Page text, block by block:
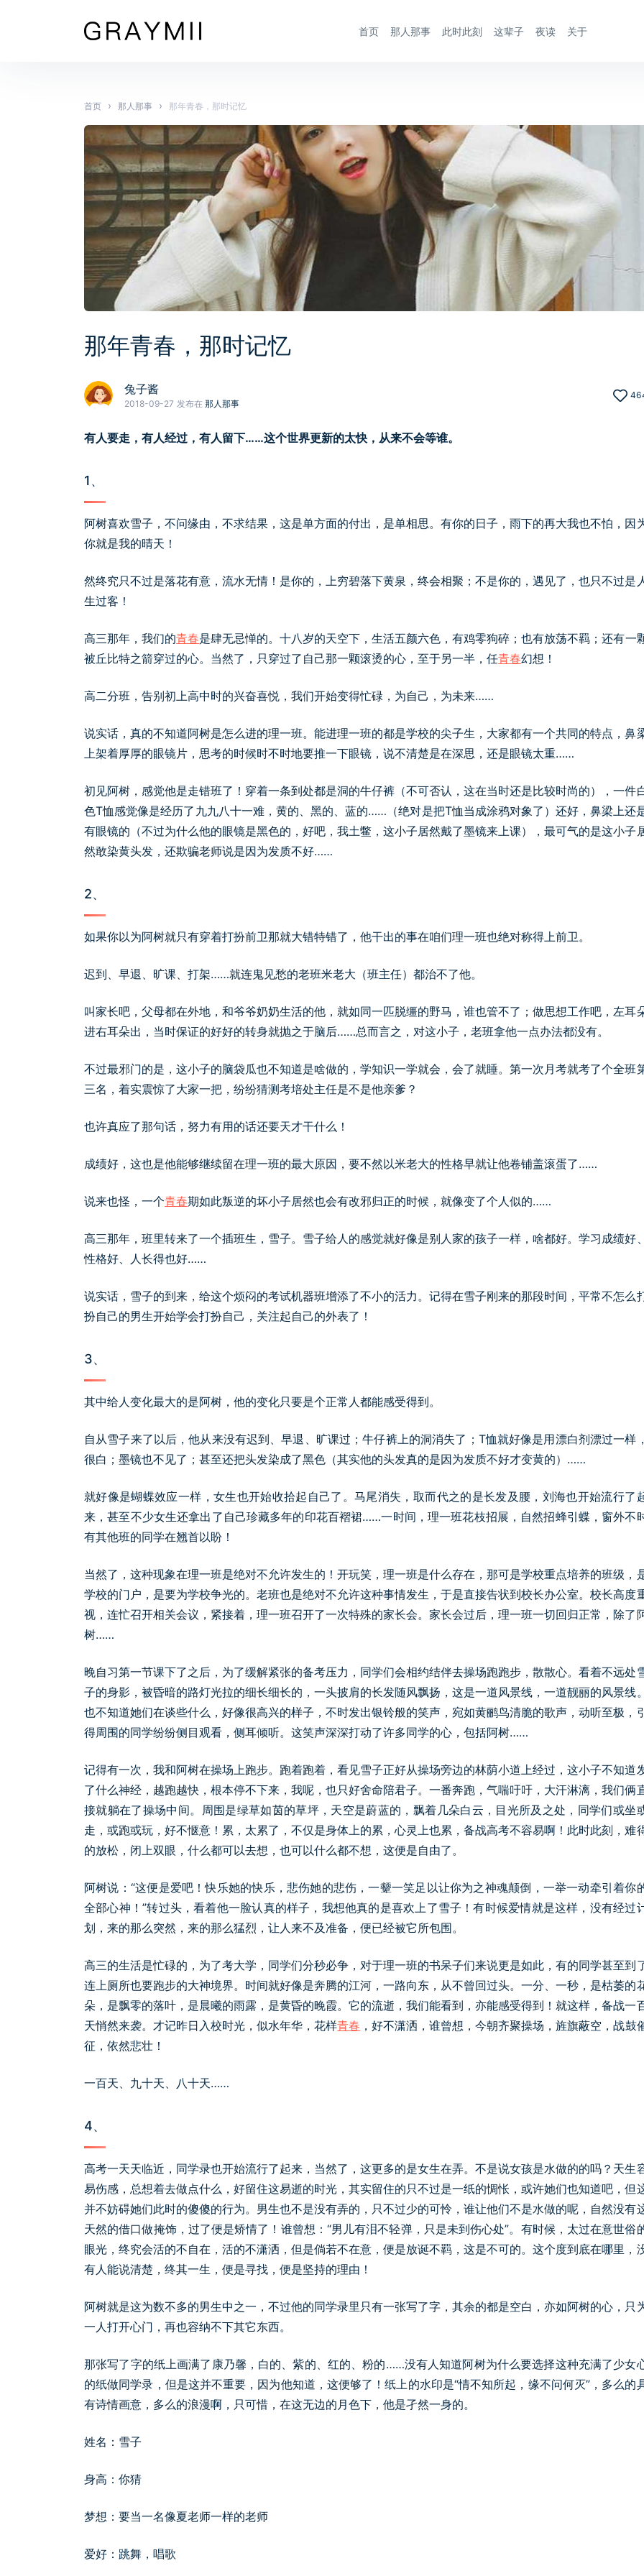
首页 那人那事 此时此刻 这辈子 夜读 关于
首页 › 那人那事 › 那年青春，那时记忆
那年青春，那时记忆
兔子酱
2018-09-27 发布在 那人那事
有人要走，有人经过，有人留下……这个世界更新的太快，从来不会等谁。
1、
阿树喜欢雪子，不问缘由，不求结果，这是单方面的付出，是单相思。有你的日子，雨下的再大我也不怕，因
你就是我的晴天！
然终究只不过是落花有意，流水无情！是你的，上穷碧落下黄泉，终会相聚；不是你的，遇见了，也只不过是
生过客！
高三那年，我们的青春是肆无忌惮的。十八岁的天空下，生活五颜六色，有鸡零狗碎；也有放荡不羁；还有一
被丘比特之箭穿过的心。当然了，只穿过了自己那一颗滚烫的心，至于另一半，任青春幻想！
高二分班，告别初上高中时的兴奋喜悦，我们开始变得忙碌，为自己，为未来……
说实话，真的不知道阿树是怎么进的理一班。能进理一班的都是学校的尖子生，大家都有一个共同的特点，鼻
上架着厚厚的眼镜片，思考的时候时不时地要推一下眼镜，说不清楚是在深思，还是眼镜太重……
初见阿树，感觉他是走错班了！穿着一条到处都是洞的牛仔裤（不可否认，这在当时还是比较时尚的），一件
色T恤感觉像是经历了九九八十一难，黄的、黑的、蓝的……（绝对是把T恤当成涂鸦对象了）还好，鼻梁上还
有眼镜的（不过为什么他的眼镜是黑色的，好吧，我土鳖，这小子居然戴了墨镜来上课），最可气的是这小子
然敢染黄头发，还欺骗老师说是因为发质不好……
2、
如果你以为阿树就只有穿着打扮前卫那就大错特错了，他干出的事在咱们理一班也绝对称得上前卫。
迟到、早退、旷课、打架……就连鬼见愁的老班米老大（班主任）都治不了他。
叫家长吧，父母都在外地，和爷爷奶奶生活的他，就如同一匹脱缰的野马，谁也管不了；做思想工作吧，左耳
进右耳朵出，当时保证的好好的转身就抛之于脑后……总而言之，对这小子，老班拿他一点办法都没有。
不过最邪门的是，这小子的脑袋瓜也不知道是啥做的，学知识一学就会，会了就睡。第一次月考就考了个全班
三名，着实震惊了大家一把，纷纷猜测考培处主任是不是他亲爹？
也许真应了那句话，努力有用的话还要天才干什么！
成绩好，这也是他能够继续留在理一班的最大原因，要不然以米老大的性格早就让他卷铺盖滚蛋了……
说来也怪，一个青春期如此叛逆的坏小子居然也会有改邪归正的时候，就像变了个人似的……
高三那年，班里转来了一个插班生，雪子。雪子给人的感觉就好像是别人家的孩子一样，啥都好。学习成绩好、
性格好、人长得也好……
说实话，雪子的到来，给这个烦闷的考试机器班增添了不小的活力。记得在雪子刚来的那段时间，平常不怎么
扮自己的男生开始学会打扮自己，关注起自己的外表了！
3、
其中给人变化最大的是阿树，他的变化只要是个正常人都能感受得到。
自从雪子来了以后，他从来没有迟到、早退、旷课过；牛仔裤上的洞消失了；T恤就好像是用漂白剂漂过一样，
很白；墨镜也不见了；甚至还把头发染成了黑色（其实他的头发真的是因为发质不好才变黄的）……
就好像是蝴蝶效应一样，女生也开始收拾起自己了。马尾消失，取而代之的是长发及腰，刘海也开始流行了
来，甚至不少女生还拿出了自己珍藏多年的印花百褶裙……一时间，理一班花枝招展，自然招蜂引蝶，窗外不
有其他班的同学在翘首以盼！
当然了，这种现象在理一班是绝对不允许发生的！开玩笑，理一班是什么存在，那可是学校重点培养的班级，
学校的门户，是要为学校争光的。老班也是绝对不允许这种事情发生，于是直接告状到校长办公室。校长高度
视，连忙召开相关会议，紧接着，理一班召开了一次特殊的家长会。家长会过后，理一班一切回归正常，除了
树……
晚自习第一节课下了之后，为了缓解紧张的备考压力，同学们会相约结伴去操场跑跑步，散散心。看着不远处
子的身影，被昏暗的路灯光拉的细长细长的，一头披肩的长发随风飘扬，这是一道风景线，一道靓丽的风景线。
也不知道她们在谈些什么，好像很高兴的样子，不时发出银铃般的笑声，宛如黄鹂鸟清脆的歌声，动听至极，
得周围的同学纷纷侧目观看，侧耳倾听。这笑声深深打动了许多同学的心，包括阿树……
记得有一次，我和阿树在操场上跑步。跑着跑着，看见雪子正好从操场旁边的林荫小道上经过，这小子不知道
了什么神经，越跑越快，根本停不下来，我呢，也只好舍命陪君子。一番奔跑，气喘吁吁，大汗淋漓，我们俩
接就躺在了操场中间。周围是绿草如茵的草坪，天空是蔚蓝的，飘着几朵白云，目光所及之处，同学们或坐
走，或跑或玩，好不惬意！累，太累了，不仅是身体上的累，心灵上也累，备战高考不容易啊！此时此刻，难
的放松，闭上双眼，什么都可以去想，也可以什么都不想，这便是自由了。
阿树说：“这便是爱吧！快乐她的快乐，悲伤她的悲伤，一颦一笑足以让你为之神魂颠倒，一举一动牵引着你
全部心神！”转过头，看着他一脸认真的样子，我想他真的是喜欢上了雪子！有时候爱情就是这样，没有经过
划，来的那么突然，来的那么猛烈，让人来不及准备，便已经被它所包围。
高三的生活是忙碌的，为了考大学，同学们分秒必争，对于理一班的书呆子们来说更是如此，有的同学甚至到
连上厕所也要跑步的大神境界。时间就好像是奔腾的江河，一路向东，从不曾回过头。一分、一秒，是枯萎的
朵，是飘零的落叶，是晨曦的雨露，是黄昏的晚霞。它的流逝，我们能看到，亦能感受得到！就这样，备战一
天悄然来袭。才记昨日入校时光，似水年华，花样青春 ，好不潇洒，谁曾想，今朝齐聚操场，旌旗蔽空，战鼓
征，依然悲壮！
一百天、九十天、八十天……
4、
高考一天天临近，同学录也开始流行了起来，当然了，这更多的是女生在弄。不是说女孩是水做的的吗？天生
易伤感，总想着去做点什么，好留住这易逝的时光，其实留住的只不过是一纸的惆怅，或许她们也知道吧，但
并不妨碍她们此时的傻傻的行为。男生也不是没有弄的，只不过少的可怜，谁让他们不是水做的呢，自然没有
天然的借口做掩饰，过了便是矫情了！谁曾想：“男儿有泪不轻弹，只是未到伤心处”。有时候，太过在意世俗
眼光，终究会活的不自在，活的不潇洒，但是倘若不在意，便是放诞不羁，这是不可的。这个度到底在哪里，
有人能说清楚，终其一生，便是寻找，便是坚持的理由！
阿树就是这为数不多的男生中之一，不过他的同学录里只有一张写了字，其余的都是空白，亦如阿树的心，只
一人打开心门，再也容纳不下其它东西。
那张写了字的纸上画满了康乃馨，白的、紫的、红的、粉的……没有人知道阿树为什么要选择这种充满了少女
的纸做同学录，但是这并不重要，因为他知道，这便够了！纸上的水印是“情不知所起，缘不问何灭”，多么的
有诗情画意，多么的浪漫啊，只可惜，在这无边的月色下，他是孑然一身的。
姓名：雪子
身高：你猜
梦想：要当一名像夏老师一样的老师
爱好：跳舞，唱歌